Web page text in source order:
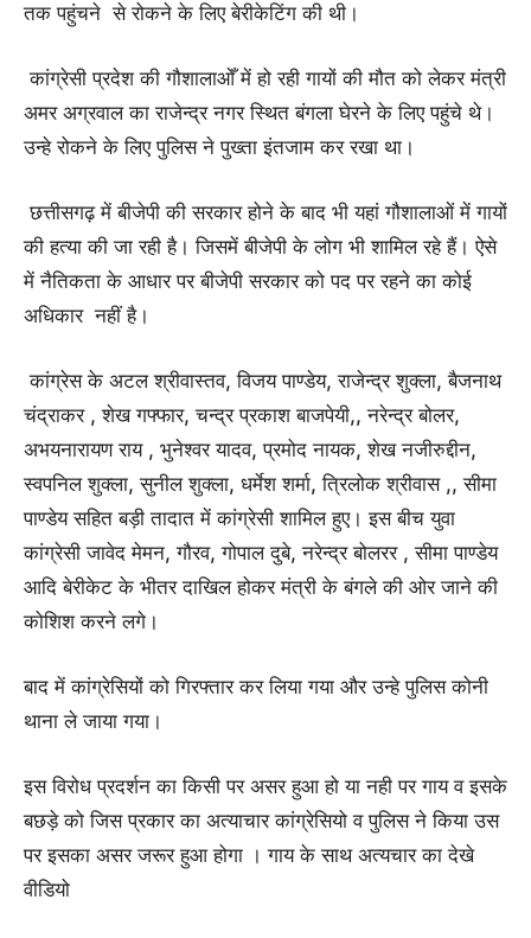
तक पहुंचने से रोकने के लिए बेरीकेटिंग की थी।
कांग्रेसी प्रदेश की गौशालाओँ में हो रही गायों की मौत को लेकर मंत्री
अमर अग्रवाल का राजेन्द्र नगर स्थित बंगला घेरने के लिए पहुंचे थे।
उन्हे रोकने के लिए पुलिस ने पुख्ता इंतजाम कर रखा था।
छत्तीसगढ़ में बीजेपी की सरकार होने के बाद भी यहां गौशालाओं में गायों
की हत्या की जा रही है। जिसमें बीजेपी के लोग भी शामिल रहे हैं। ऐसे
में नैतिकता के आधार पर बीजेपी सरकार को पद पर रहने का कोई
अधिकार नहीं है।
कांग्रेस के अटल श्रीवास्तव, विजय पाण्डेय, राजेन्द्र शुक्ला, बैजनाथ
चंद्राकर , शेख गफ्फार, चन्द्र प्रकाश बाजपेयी,, नरेन्द्र बोलर,
अभयनारायण राय , भुनेश्वर यादव, प्रमोद नायक, शेख नजीरुद्दीन,
स्वपनिल शुक्ला, सुनील शुक्ला, धर्मेश शर्मा, त्रिलोक श्रीवास ,, सीमा
पाण्डेय सहित बड़ी तादात में कांग्रेसी शामिल हुए। इस बीच युवा
कांग्रेसी जावेद मेमन, गौरव, गोपाल दुबे, नरेन्द्र बोलरर , सीमा पाण्डेय
आदि बेरीकेट के भीतर दाखिल होकर मंत्री के बंगले की ओर जाने की
कोशिश करने लगे।
बाद में कांग्रेसियों को गिरफ्तार कर लिया गया और उन्हे पुलिस कोनी
थाना ले जाया गया।
इस विरोध प्रदर्शन का किसी पर असर हुआ हो या नही पर गाय व इसके
बछड़े को जिस प्रकार का अत्याचार कांग्रेसियो व पुलिस ने किया उस
पर इसका असर जरूर हुआ होगा । गाय के साथ अत्यचार का देखे
वीडियो